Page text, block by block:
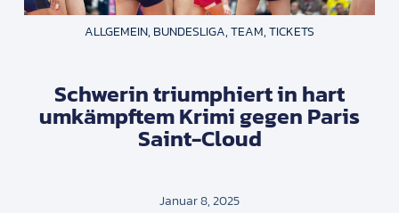
ALLGEMEIN, BUNDESLIGA,TEAM,TICKETS
Schwerin triumphiert in hart
umkämpftem Krimi gegen Paris
Saint-Cloud
Januar 8, 2025